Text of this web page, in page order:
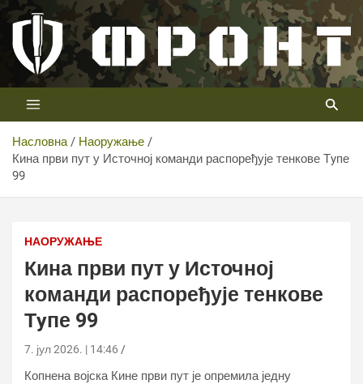
Скип
цонтент
Телевизија ФРОНТ
Први војни канал у Србији
Насловна
Наоружање
Кина први пут у Источној команди распоређује тенкове Тyпе
99
НАОРУЖАЊЕ
Кина први пут у Источној
команди распоређује тенкове
Тyпе 99
7. јул 2026. | 14:46
Копнена војска Кине први пут је опремила једну